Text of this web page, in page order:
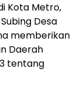
Kota Metro,
Desa
memberikan
Daerah
tentang